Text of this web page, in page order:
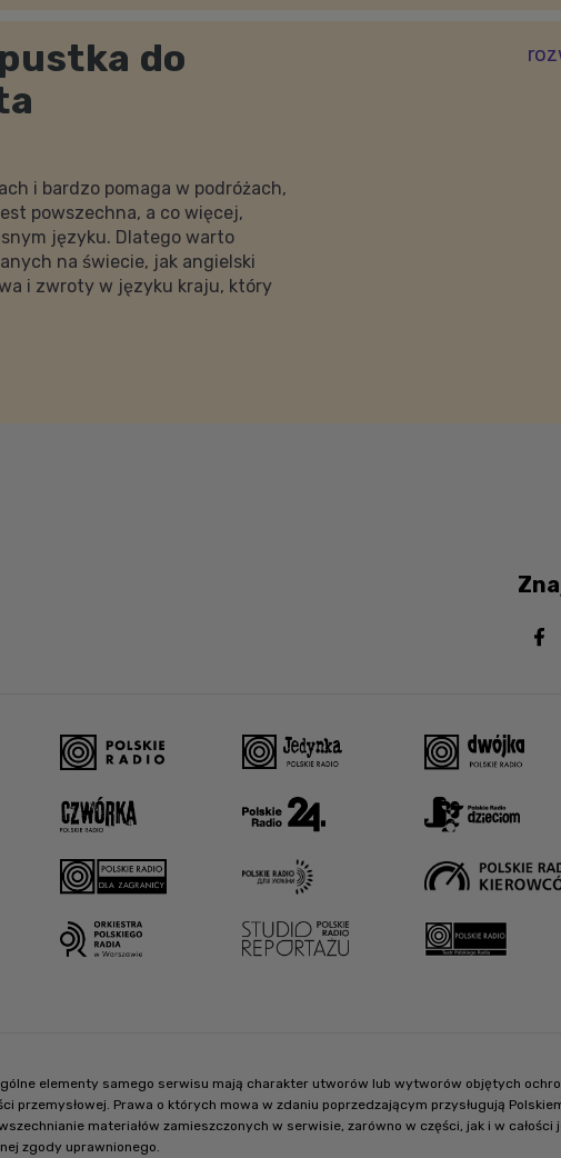
do
i bardzo pomaga w podróżach,
powszechna, a co więcej,
języku. Dlatego warto
na świecie, jak angielski
i zwroty w języku kraju, który
elementy samego serwisu mają charakter utworów lub wytworów objętych
Prawa o których mowa w zdaniu poprzedzającym przysługują
materiałów zamieszczonych w serwisie, zarówno w części, jak i w całości
zgody uprawnionego.